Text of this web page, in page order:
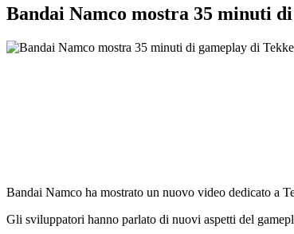
Bandai Namco mostra 35 minuti
Bandai Namco ha mostrato un nuovo video dedicato a
Gli sviluppatori hanno parlato di nuovi aspetti del